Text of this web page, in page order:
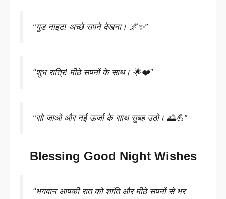
“गुड नाइट! अच्छे सपने देखना। 🌌✨”
“शुभ रात्रि! मीठे सपनों के साथ। 🌟❤️”
“सो जाओ और नई ऊर्जा के साथ सुबह उठो। 🌅💪”
Blessing Good Night Wishes
“भगवान आपकी रात को शांति और मीठे सपनों से भर